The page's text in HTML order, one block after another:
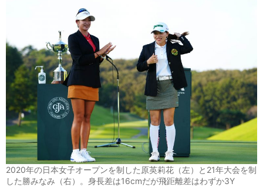
2020年の日本女子オープンを制した原英莉花（左）と21年大会を制
した勝みなみ（右）。身長差は16cmだが飛距離差はわずか3Y